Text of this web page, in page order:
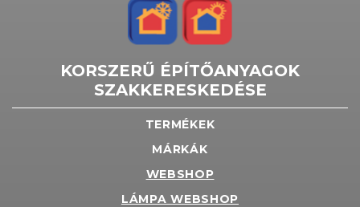
KORSZERŰ ÉPÍTŐANYAGOK
SZAKKERESKEDÉSE
TERMÉKEK
MÁRKÁK
WEBSHOP
LÁMPA WEBSHOP